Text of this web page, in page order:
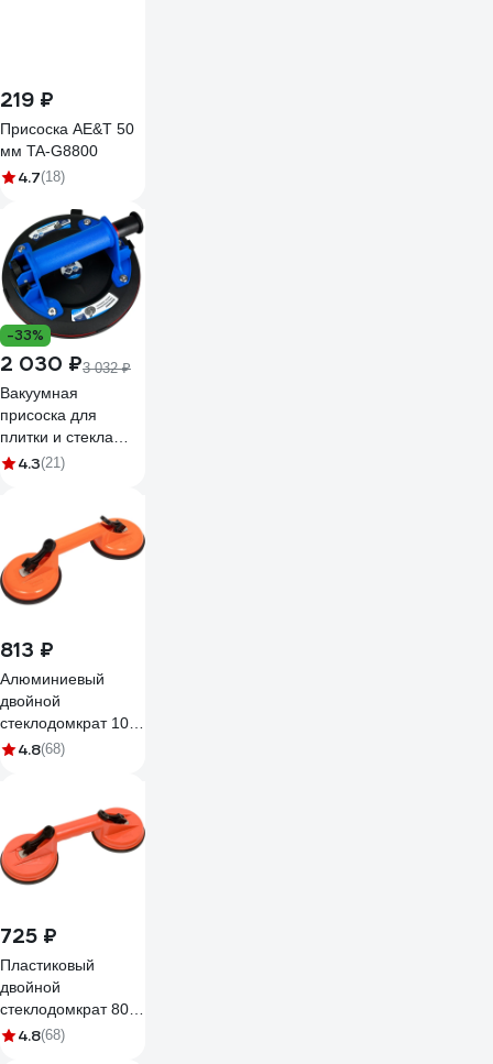
219 ₽
Присоска AE&T 50
мм TA-G8800
4.7(18)
-33%
2 030 ₽3 032 ₽
Вакуумная
присоска для
плитки и стекла
vertextools 200мм
4.3(21)
813 ₽
Алюминиевый
двойной
стеклодомкрат 100
кг Gigant grf-115
4.8(68)
725 ₽
Пластиковый
двойной
стеклодомкрат 80 кг
Gigant grf-114
4.8(68)